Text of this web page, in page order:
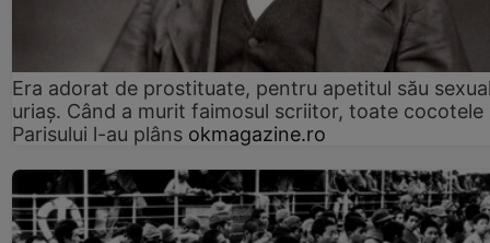
Era adorat de prostituate, pentru apetitul său
uriaș. Când a murit faimosul scriitor, toate cocotele
Parisului l-au plâns okmagazine.ro